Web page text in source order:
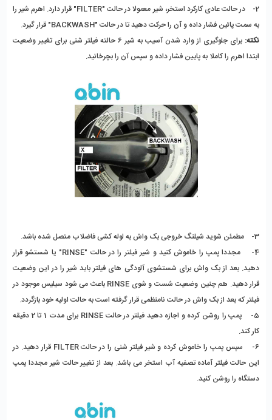
2- در حالت عادی کارکرد استخر، شیر معمولا در حالت "FILTER" قرار دارد. اهرم شیر را
به سمت پائین فشار داده و آن را حرکت دهید تا در حالت "BACKWASH" قرار گیرد.
نکته:
برای جلوگیری از وارد شدن آسیب به شیر 6 حالته فیلتر شنی برای تغییر وضعیت
ابتدا اهرم را کاملا به پایین فشار داده و سپس آن را بچرخانید.
3- مطمئن شوید شیلنگ خروجی بک واش به لوله کشی فاضلاب متصل شده باشد.
4- مجددا پمپ را خاموش کنید و شیر فیلتر را در حالت "RINSE" یا شستشو قرار
دهید. بعد از بک واش برای شستشوی آلودگی های فیلتر باید شیر را در این وضعیت
قرار دهید. هم چنین وضعیت شست و شوی RINSE باعث می شود سیلیس موجود در
فیلتر که بعد از بک واش در حالت نامنظمی قرار گرفته است به حالت اولیه خود بازگردد.
5- پمپ را روشن کرده و اجازه دهید فیلتر در حالت RINSE برای مدت 1 تا 2 دقیقه
کار کند.
6- سپس پمپ را خاموش کرده و شیر فیلتر شنی را در حالت FILTER قرار دهید. در
این حالت فیلتر آماده تصفیه آب استخر می باشد. بعد از تغییر حالت شیر مجددا پمپ
دستگاه را روشن کنید.